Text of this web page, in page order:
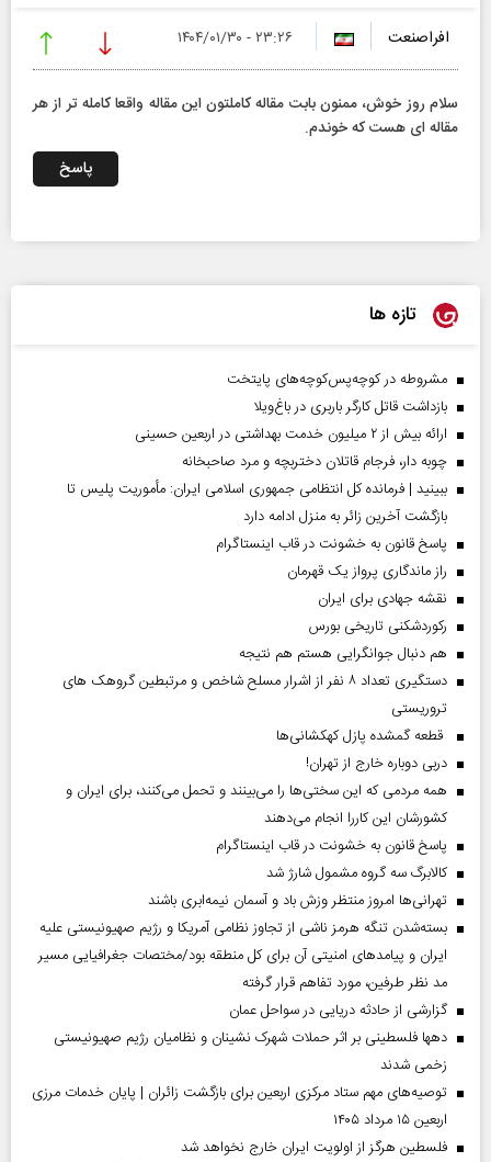
افراصنعت ۲۳:۲۶ - ۱۴۰۴/۰۱/۳۰
سلام روز خوش، ممنون بابت مقاله کاملتون این مقاله واقعا کامله تر از هر
مقاله ای هست که خوندم.
پاسخ
تازه ها
مشروطه در کوچه‌پس‌کوچه‌های پایتخت
بازداشت قاتل کارگر باربری در باغ‌ویلا
ارائه بیش از ۲ میلیون خدمت بهداشتی در اربعین حسینی
چوبه دار، فرجام قاتلان دختربچه و مرد صاحبخانه
ببینید | فرمانده کل انتظامی جمهوری اسلامی ایران­: مأموریت پلیس تا
بازگشت آخرین زائر به منزل ادامه دارد
پاسخ قانون به خشونت در قاب اینستاگرام
راز ماندگاری پرواز یک قهرمان
نقشه جهادی برای ایران
رکوردشکنی تاریخی بورس
هم دنبال جوانگرایی هستم هم نتیجه
دستگیری تعداد ۸ نفر از اشرار مسلح شاخص و مرتبطین گروهک های
تروریستی
قطعه گمشده پازل کهکشانی‌ها
دربی دوباره خارج از تهران!
همه مردمی که این سختی‌ها را می‌بینند و تحمل می‌کنند، برای ایران و
کشورشان این کاررا انجام می‌دهند
پاسخ قانون به خشونت در قاب اینستاگرام
کالابرگ سه گروه مشمول شارژ شد
تهرانی‌ها امروز منتظر وزش باد و آسمان نیمه‌ابری باشند
بسته‌شدن تنگه هرمز ناشی از تجاوز نظامی آمریکا و رژیم صهیونیستی علیه
ایران و پیامد‌های امنیتی آن برای کل منطقه بود/مختصات جغرافیایی مسیر
مد نظر طرفین، مورد تفاهم قرار گرفته
گزارشی از حادثه دریایی در سواحل عمان
دهها فلسطینی بر اثر حملات شهرک نشینان و نظامیان رژیم صهیونیستی
زخمی شدند
توصیه‌های مهم ستاد مرکزی اربعین برای بازگشت زائران | پایان خدمات مرزی
اربعین ۱۵ مرداد ۱۴۰۵
فلسطین هرگز از اولویت ایران خارج نخواهد شد